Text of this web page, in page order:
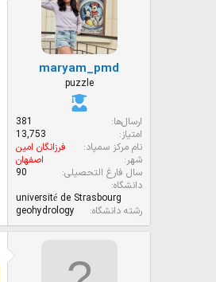
maryam_pmd
puzzle
ارسال‌ها
381
امتیاز
13,753
نام مرکز سمپاد
فرزانگان امین
شهر
اصفهان
سال فارغ التحصیلی
90
دانشگاه
université de Strasbourg
رشته دانشگاه
geohydrology